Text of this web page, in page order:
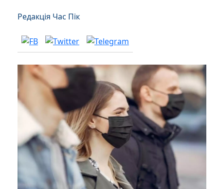
Редакція Час Пік